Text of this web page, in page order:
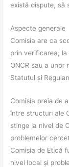
există dispute, să
Aspecte generale
Comisia are ca
prin verificarea,
ONCR sau a unor
Statutul și
Comisia preia de
între structuri ale
stinge la nivel de
problemelor
Comisia de Etică
nivel local și